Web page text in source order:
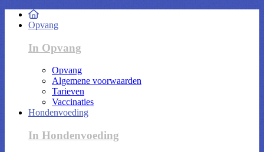
Opvang
In Opvang
Opvang
Algemene voorwaarden
Tarieven
Vaccinaties
Hondenvoeding
In Hondenvoeding